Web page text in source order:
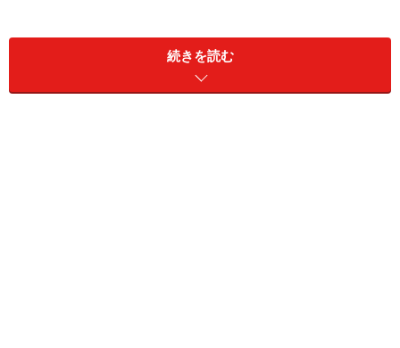
目的のない散歩に、「記録」というスパイ
続きを読む